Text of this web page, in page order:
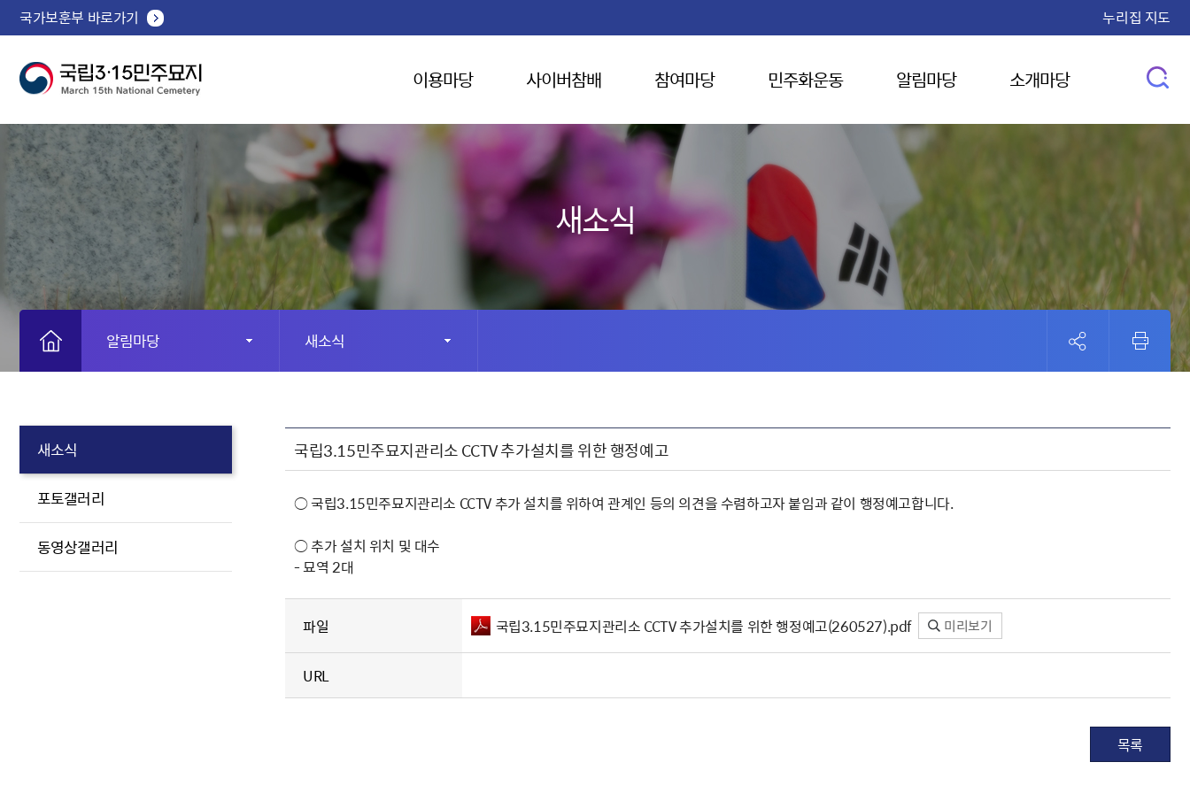
국가보훈부 바로가기 누리집 지도
이용마당 사이버참배 참여마당 민주화운동 알림마당 소개마당
새소식
알림마당 새소식
새소식
포토갤러리
동영상갤러리
국립3.15민주묘지관리소 CCTV 추가설치를 위한 행정예고
○ 국립3.15민주묘지관리소 CCTV 추가 설치를 위하여 관계인 등의 의견을 수렴하고자 붙임과 같이 행정예고합니다.
○ 추가 설치 위치 및 대수
- 묘역 2대
파일 국립3.15민주묘지관리소 CCTV 추가설치를 위한 행정예고(260527).pdf 미리보기
URL
목록